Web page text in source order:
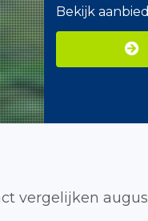
Bekijk
vergelijken